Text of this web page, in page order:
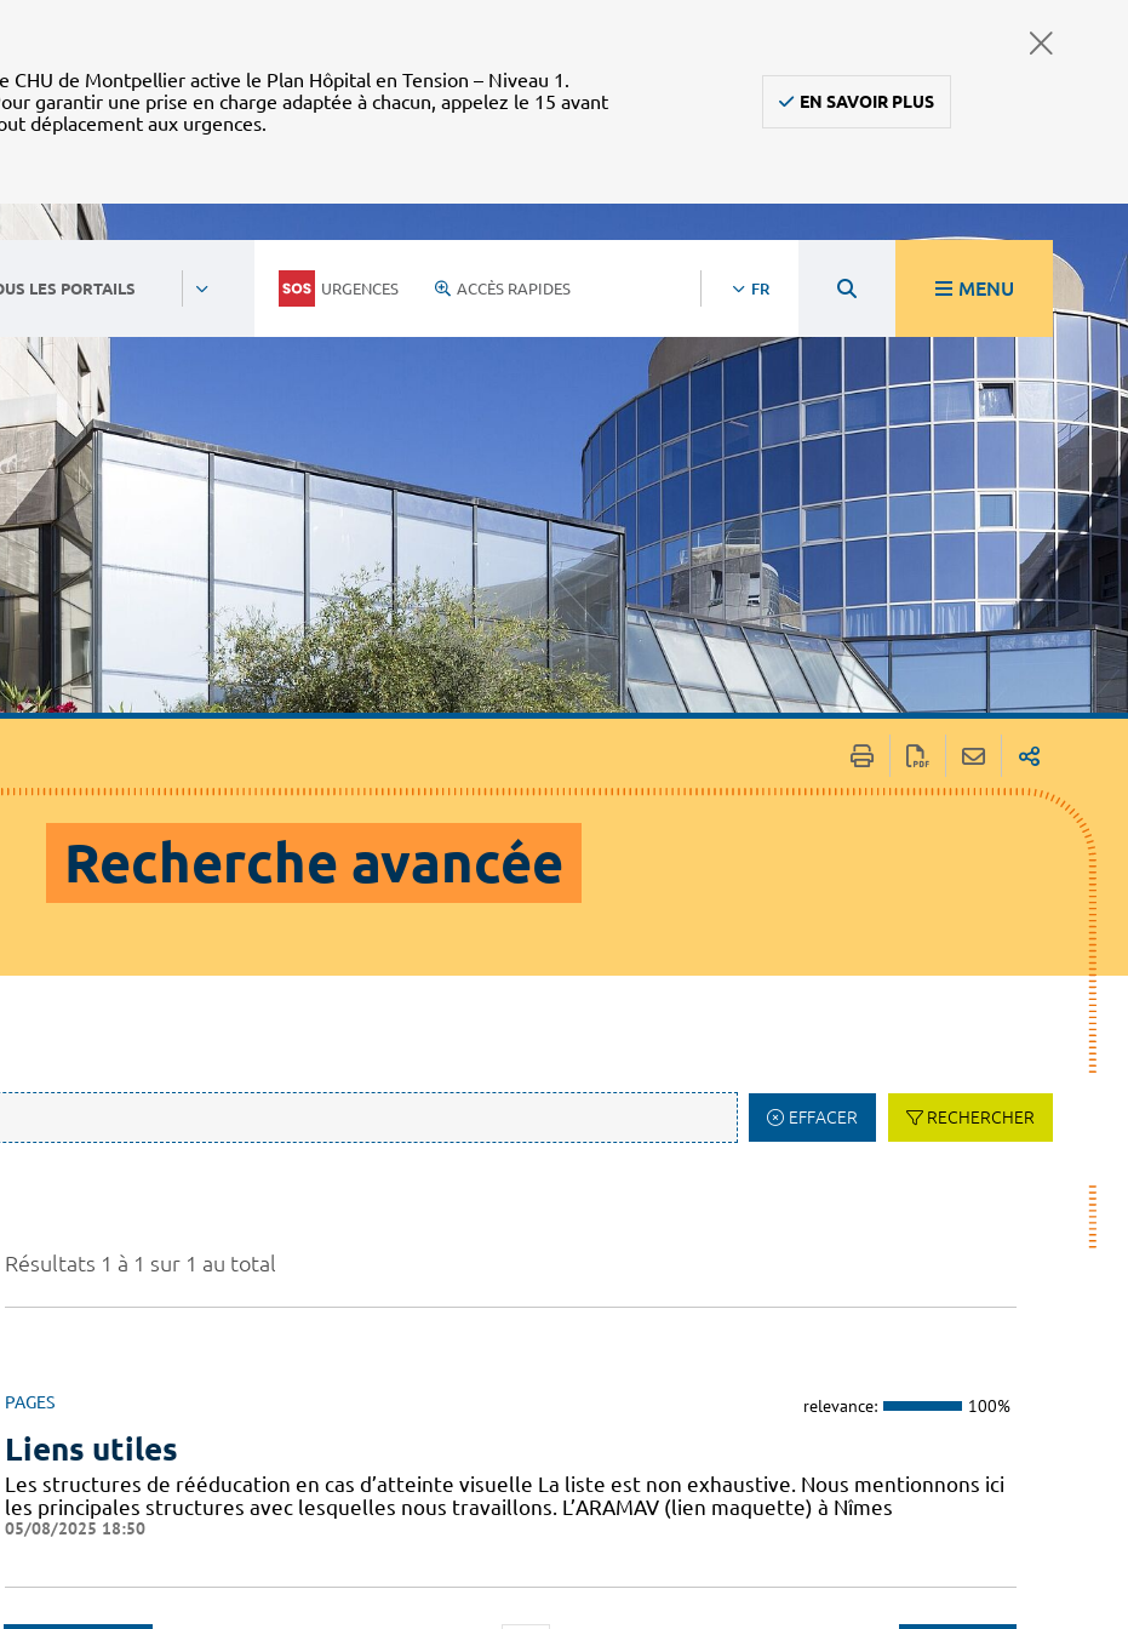
CHU de Montpellier active le Plan Hôpital en Tension – Niveau 1.
garantir une prise en charge adaptée à chacun, appelez le 15 avant
déplacement aux urgences.
EN SAVOIR PLUS
LES PORTAILS URGENCES ACCÈS RAPIDES FR MENU
Recherche avancée
EFFACER RECHERCHER
Résultats 1 à 1 sur 1 au total
PAGES relevance: 100%
Liens utiles
Les structures de rééducation en cas d’atteinte visuelle La liste est non exhaustive. Nous mentionnons ici
les principales structures avec lesquelles nous travaillons. L’ARAMAV (lien maquette) à Nîmes
05/08/2025 18:50